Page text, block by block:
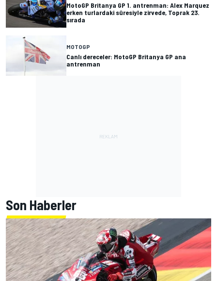
MotoGP Britanya GP 1. antrenman: Alex Marquez
erken turlardaki süresiyle zirvede, Toprak 23.
sırada
MOTOGP
Canlı dereceler: MotoGP Britanya GP ana
antrenman
Son Haberler